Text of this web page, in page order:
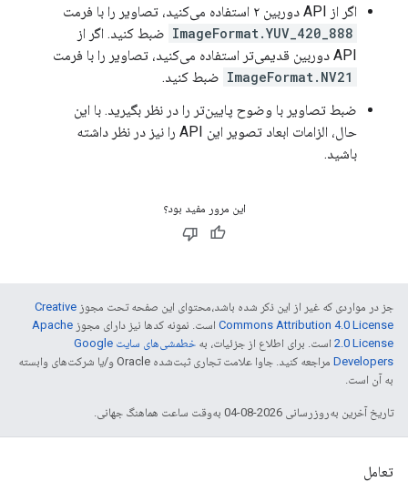
اگر از API دوربین ۲ استفاده می‌کنید، تصاویر را با فرمت
ImageFormat.YUV_420_888 ضبط کنید. اگر از
API دوربین قدیمی‌تر استفاده می‌کنید، تصاویر را با فرمت
ImageFormat.NV21 ضبط کنید.
ضبط تصاویر با وضوح پایین‌تر را در نظر بگیرید. با این
حال، الزامات ابعاد تصویر این API را نیز در نظر داشته
باشید.
این مرور مفید بود؟
جز در مواردی که غیر از این ذکر شده باشد،‌محتوای این صفحه تحت مجوز Creative
Commons Attribution 4.0 License است. نمونه کدها نیز دارای مجوز Apache
2.0 License است. برای اطلاع از جزئیات، به
خطمشی‌های سایت Google
Developers‏
مراجعه کنید. جاوا علامت تجاری ثبت‌شده Oracle و/یا شرکت‌های وابسته
به آن است.
تاریخ آخرین به‌روزرسانی 2026-08-04 به‌وقت ساعت هماهنگ جهانی.
تعامل